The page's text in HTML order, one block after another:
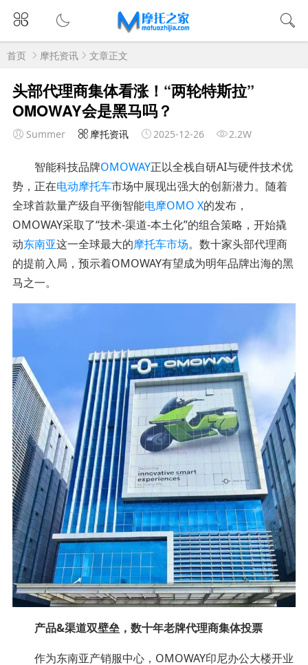
首页 摩托资讯 文章正文
头部代理商集体看涨！“两轮特斯拉”
OMOWAY会是黑马吗？
Summer 摩托资讯 2025-12-26 2.2W
智能科技品牌OMOWAY正以全栈自研AI与硬件技术优
势，正在电动摩托车市场中展现出强大的创新潜力。随着
全球首款量产级自平衡智能电摩OMO X的发布，
OMOWAY采取了“技术-渠道-本土化”的组合策略，开始撬
动东南亚这一全球最大的摩托车市场。数十家头部代理商
的提前入局，预示着OMOWAY有望成为明年品牌出海的黑
马之一。
产品&渠道双壁垒，数十年老牌代理商集体投票
作为东南亚产销服中心，OMOWAY印尼办公大楼开业